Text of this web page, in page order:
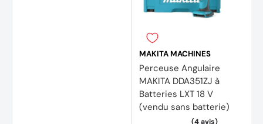
MAKITA MACHINES
Perceuse Angulaire
MAKITA DDA351ZJ à
Batteries LXT 18 V
(vendu sans batterie)